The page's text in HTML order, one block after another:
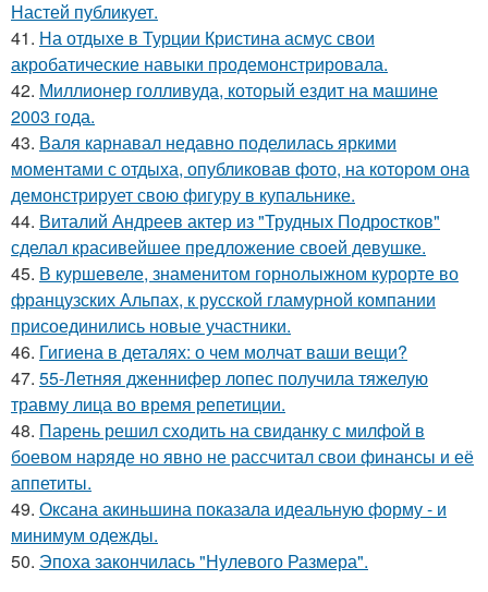
Настей публикует.
41. На отдыхе в Турции Кристина асмус свои
акробатические навыки продемонстрировала.
42. Миллионер голливуда, который ездит на машине
2003 года.
43. Валя карнавал недавно поделилась яркими
моментами с отдыха, опубликовав фото, на котором она
демонстрирует свою фигуру в купальнике.
44. Виталий Андреев актер из "Трудных Подростков"
сделал красивейшее предложение своей девушке.
45. В куршевеле, знаменитом горнолыжном курорте во
французских Альпах, к русской гламурной компании
присоединились новые участники.
46. Гигиена в деталях: о чем молчат ваши вещи?
47. 55-Летняя дженнифер лопес получила тяжелую
травму лица во время репетиции.
48. Парень решил сходить на свиданку с милфой в
боевом наряде но явно не рассчитал свои финансы и её
аппетиты.
49. Оксана акиньшина показала идеальную форму - и
минимум одежды.
50. Эпоха закончилась "Нулевого Размера".